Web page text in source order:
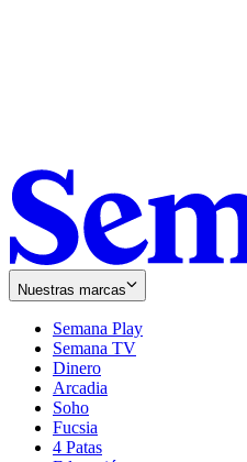
Nuestras marcas
Semana Play
Semana TV
Dinero
Arcadia
Soho
in
new
Fucsia
in
4 Patas